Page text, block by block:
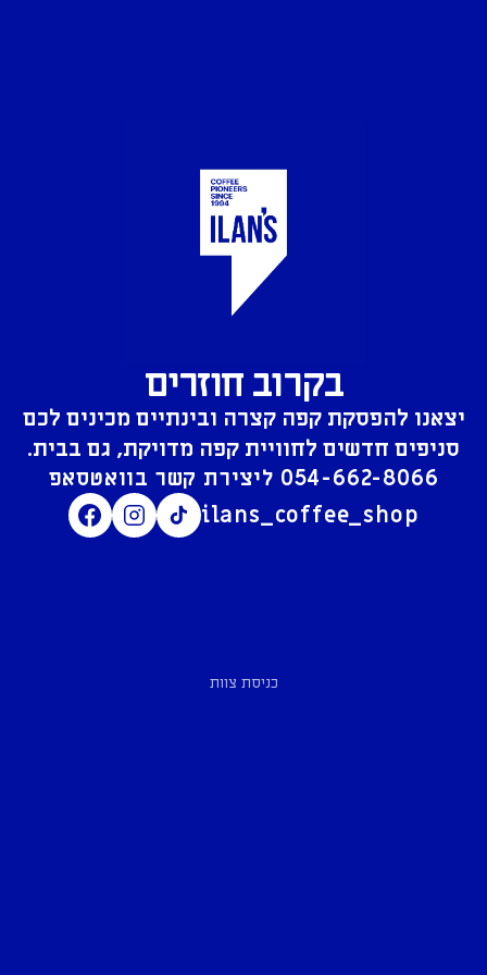
בקרוב חוזרים
יצאנו להפסקת קפה קצרה ובינתיים מכינים לכם
סניפים חדשים לחוויית קפה מדויקת, גם בבית.
054-662-8066
ilans_coffee_shop
כניסת צוות